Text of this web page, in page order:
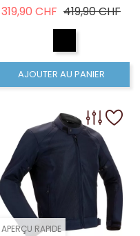
319,90 CHF Prix de base
419,90 CHFPrix
AJOUTER AU PANIER
APERÇU RAPIDE